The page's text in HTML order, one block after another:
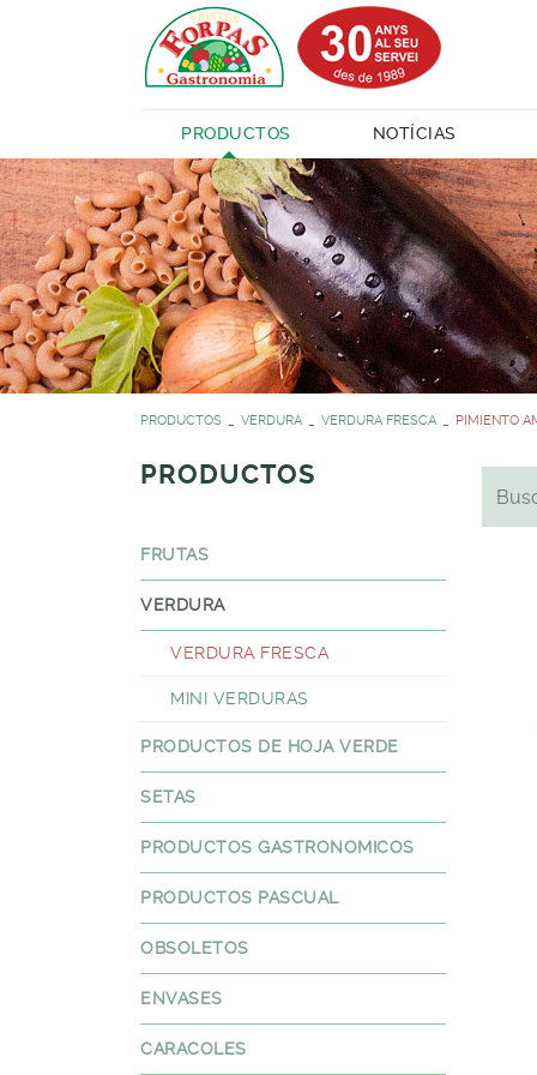
PRODUCTOS NOTÍCIAS
PRODUCTOS VERDURA VERDURA FRESCA PIMIENTO
PRODUCTOS
FRUTAS
VERDURA
VERDURA FRESCA
MINI VERDURAS
PRODUCTOS DE HOJA VERDE
SETAS
PRODUCTOS GASTRONOMICOS
PRODUCTOS PASCUAL
OBSOLETOS
ENVASES
CARACOLES